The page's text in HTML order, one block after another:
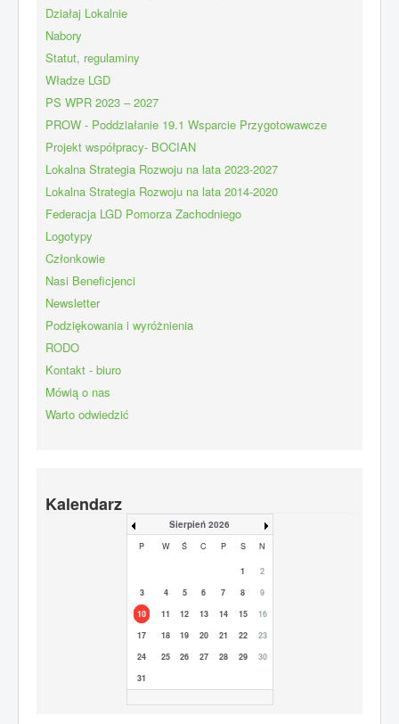
Działaj Lokalnie
Nabory
Statut, regulaminy
Władze LGD
PS WPR 2023 – 2027
PROW - Poddziałanie 19.1 Wsparcie Przygotowawcze
Projekt współpracy- BOCIAN
Lokalna Strategia Rozwoju na lata 2023-2027
Lokalna Strategia Rozwoju na lata 2014-2020
Federacja LGD Pomorza Zachodniego
Logotypy
Członkowie
Nasi Beneficjenci
Newsletter
Podziękowania i wyróżnienia
RODO
Kontakt - biuro
Mówią o nas
Warto odwiedzić
Kalendarz
Sierpień 2026
P W Ś C P S N
1
2
3
4 5 6 7 8
9
10
11 12 13 14 15
16
17
18 19 20 21 22
23
24
25 26 27 28 29
30
31